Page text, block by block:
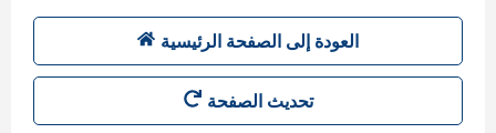
العودة إلى الصفحة الرئيسية
تحديث الصفحة